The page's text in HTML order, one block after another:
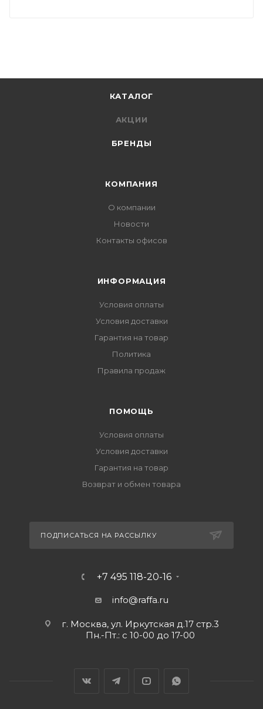
КАТАЛОГ
АКЦИИ
БРЕНДЫ
КОМПАНИЯ
О компании
Новости
Контакты офисов
ИНФОРМАЦИЯ
Условия оплаты
Условия доставки
Гарантия на товар
Политика
Правила продаж
ПОМОЩЬ
Условия оплаты
Условия доставки
Гарантия на товар
Возврат и обмен товара
ПОДПИСАТЬСЯ НА РАССЫЛКУ
+7 495 118-20-16
info@raffa.ru
г. Москва, ул. Иркутская д.17 стр.3
Пн.-Пт.: с 10-00 до 17-00